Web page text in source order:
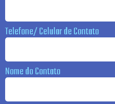
Telefone/ Celular de Contato
Nome do Contato